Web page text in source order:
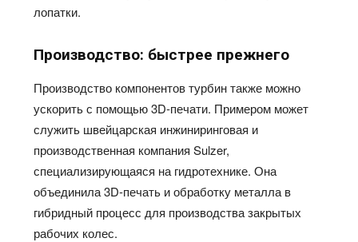
лопатки.
Производство: быстрее прежнего
Производство компонентов турбин также можно
ускорить с помощью 3D-печати. Примером может
служить швейцарская инжиниринговая и
производственная компания Sulzer,
специализирующаяся на гидротехнике. Она
объединила 3D-печать и обработку металла в
гибридный процесс для производства закрытых
рабочих колес.